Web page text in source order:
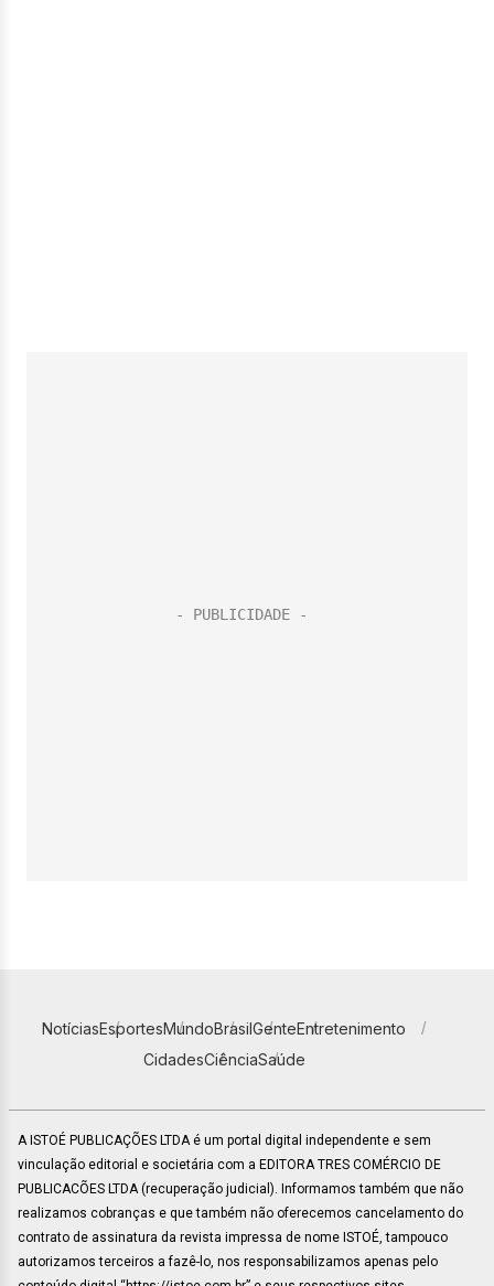
NotíciasEsportesMundoBrasilGenteEntretenimento
CidadesCiênciaSaúde
A ISTOÉ PUBLICAÇÕES LTDA é um portal digital independente e sem
vinculação editorial e societária com a EDITORA TRES COMÉRCIO DE
PUBLICACÕES LTDA (recuperação judicial). Informamos também que não
realizamos cobranças e que também não oferecemos cancelamento do
contrato de assinatura da revista impressa de nome ISTOÉ, tampouco
autorizamos terceiros a fazê-lo, nos responsabilizamos apenas pelo